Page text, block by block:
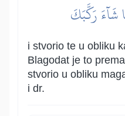
شَآءَ رَكَّبَكَ
i stvorio te u obliku
Blagodat je to
stvorio u obliku
i dr.